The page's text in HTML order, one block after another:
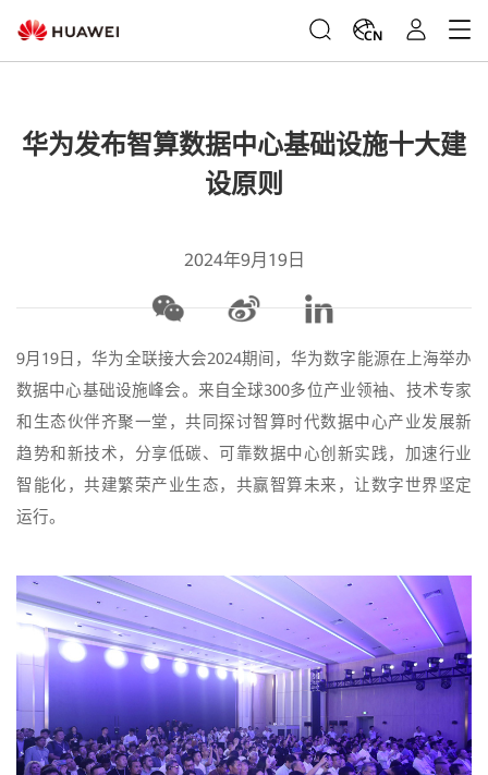
CN
华为发布智算数据中心基础设施十大建
设原则
2024年9月19日
9月19日，华为全联接大会2024期间，华为数字能源在上海举办
数据中心基础设施峰会。来自全球300多位产业领袖、技术专家
和生态伙伴齐聚一堂，共同探讨智算时代数据中心产业发展新
趋势和新技术，分享低碳、可靠数据中心创新实践，加速行业
智能化，共建繁荣产业生态，共赢智算未来，让数字世界坚定
运行。